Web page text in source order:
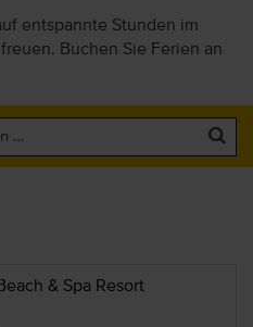
entspannte Stunden im
Buchen Sie Ferien an
& Spa Resort